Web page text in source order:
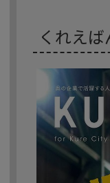
くれえ